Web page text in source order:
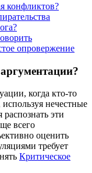
конфликтов?
опровержение
когда кто-то
нечестные
эти
всего
оценить
требует
Критическое